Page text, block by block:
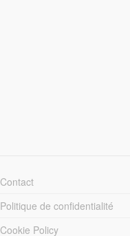
Contact
Politique de confidentialité
Cookie Policy